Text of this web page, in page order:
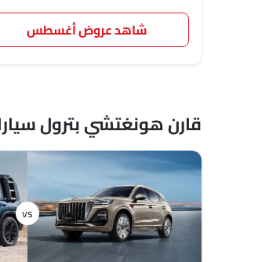
شاهد عروض أغسطس
قارن هونغتشي بترول